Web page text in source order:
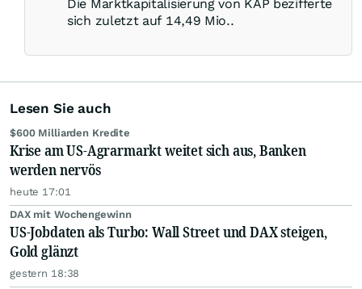
Die Marktkapitalisierung von KAP bezifferte
sich zuletzt auf 14,49 Mio..
Lesen Sie auch
$600 Milliarden Kredite
Krise am US-Agrarmarkt weitet sich aus, Banken
werden nervös
heute 17:01
DAX mit Wochengewinn
US-Jobdaten als Turbo: Wall Street und DAX steigen,
Gold glänzt
gestern 18:38